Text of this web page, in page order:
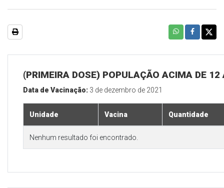
(PRIMEIRA DOSE) POPULAÇÃO ACIMA DE 12
Data de Vacinação: 3 de dezembro de 2021
Unidade Vacina Quantidade
Nenhum resultado foi encontrado.